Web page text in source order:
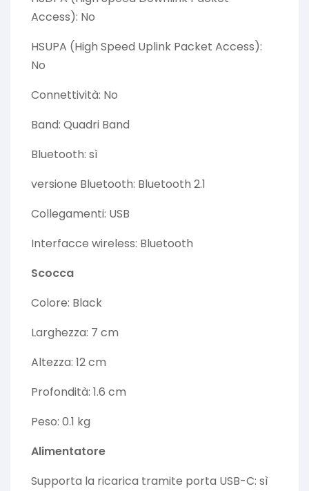
Access): No
HSUPA (High Speed Uplink Packet Access):
No
Connettività: No
Band: Quadri Band
Bluetooth: sì
versione Bluetooth: Bluetooth 2.1
Collegamenti: USB
Interfacce wireless: Bluetooth
Scocca
Colore: Black
Larghezza: 7 cm
Altezza: 12 cm
Profondità: 1.6 cm
Peso: 0.1 kg
Alimentatore
Supporta la ricarica tramite porta USB-C: sì